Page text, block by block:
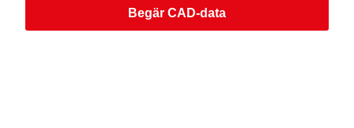
Begär CAD-data